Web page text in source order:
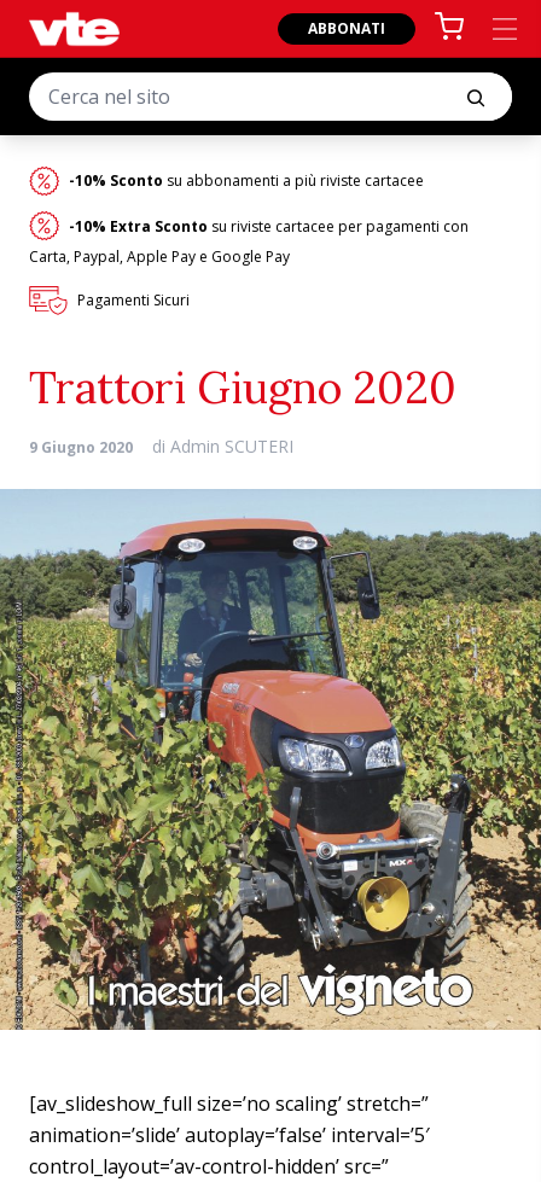
ABBONATI
-10% Sconto su abbonamenti a più riviste cartacee
-10% Extra Sconto su riviste cartacee per pagamenti con
Carta, Paypal, Apple Pay e Google Pay
Pagamenti Sicuri
Trattori Giugno 2020
9 Giugno 2020 di Admin SCUTERI
[av_slideshow_full size=’no scaling’ stretch=”
animation=’slide’ autoplay=’false’ interval=’5′
control_layout=’av-control-hidden’ src=”